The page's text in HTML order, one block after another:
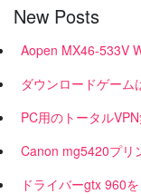
New Posts
Aopen MX46-533V
ダウンロードゲー
PC用のトータル
Canon mg5420プリ
ドライバーgtx 960